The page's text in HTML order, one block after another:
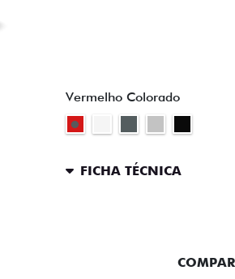
Vermelho Colorado
FICHA TÉCNICA